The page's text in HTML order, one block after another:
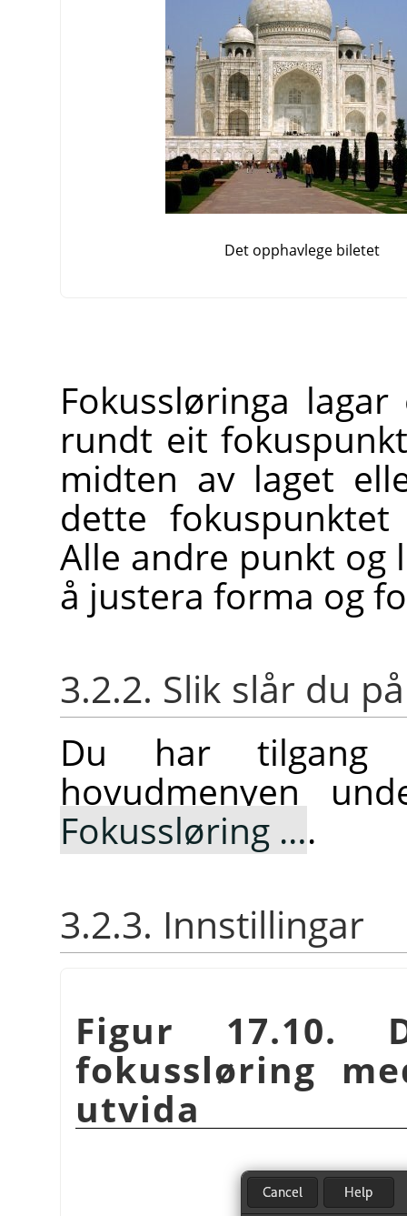
Det opphavlege biletet
Fokussløringa
rundt eit
midten av laget
dette
Alle andre punkt og
å justera forma og
3.2.2. Slik slår du
Du har
hovudmenyen
Fokussløring ….
3.2.3. Innstillingar
Figur 17.10.
fokussløring
utvida